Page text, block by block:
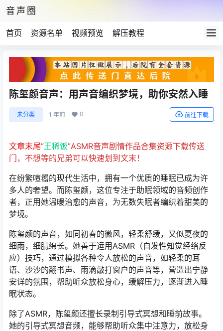
音声圈
首页 资源名单 视频预览 解压教程
陈玺颜音声：用声音编织梦境，助你安然入睡
未分类 1 年前 0 前往下载
文章末尾”王稀饭”ASMR音声剧情作品合集资源下载传送
门，不想等的兄弟可以快速划到文末！
在纷繁喧嚣的现代生活中，拥有一个优质的睡眠已成为许
多人的奢望。而陈玺颜，这位专注于助眠领域的音频创作
者，正用她温暖治愈的声音，为无数失眠者编织着甜美的
梦境。
陈玺颜的声音，如同初春的微风，轻柔舒缓，又似夏夜的
细雨，细腻绵长。她善于运用ASMR（自发性知觉经络反
应）技巧，通过模拟各种令人放松的声音，如轻柔的耳
语、沙沙的翻书声、雨滴敲打窗户的声音等，营造出宁静
安详的氛围，帮助听众放松身心，缓解压力，逐渐进入睡
眠状态。
除了ASMR，陈玺颜还擅长录制引导式冥想和睡前故事。
她的引导式冥想音频，能够帮助听众集中注意力，放松身